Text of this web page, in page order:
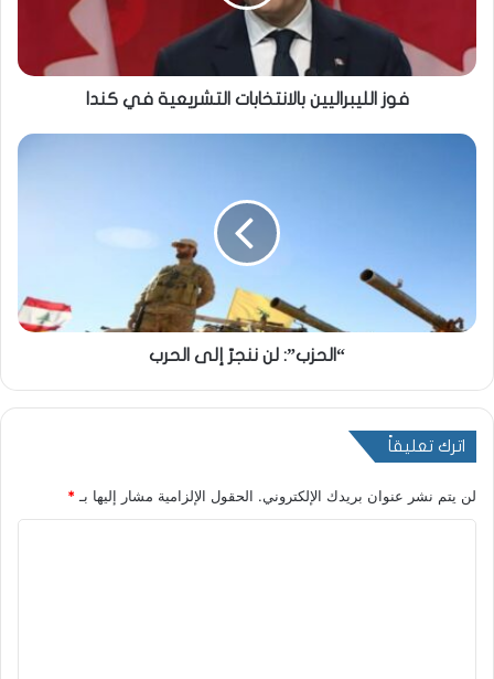
فوز الليبراليين بالانتخابات التشريعية في كندا
“الحزب”: لن ننجرّ إلى الحرب
اترك تعليقاً
لن يتم نشر عنوان بريدك الإلكتروني. الحقول الإلزامية مشار إليها بـ *